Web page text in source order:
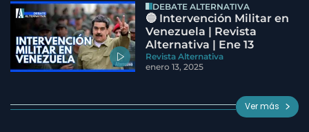
DEBATE ALTERNATIVA
🔵 Intervención Militar en
Venezuela | Revista
Alternativa | Ene 13
Revista Alternativa
enero 13, 2025
Ver más